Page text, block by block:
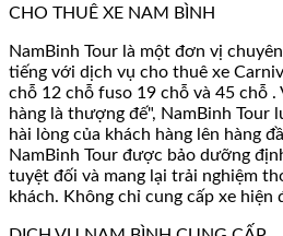
CHO THUÊ XE NAM BÌNH
NamBinh Tour là một đơn vị
tiếng với dịch vụ cho thuê xe
chỗ 12 chỗ fuso 19 chỗ và 45 chỗ
hàng là thượng đế", NamBinh Tour
hài lòng của khách hàng lên hàng
NamBinh Tour được bảo dưỡng
tuyệt đối và mang lại trải nghiệm
khách. Không chỉ cung cấp xe hiện